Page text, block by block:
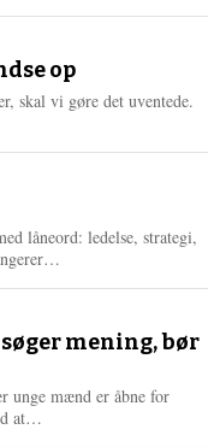
e
r
e
op
skal vi gøre det uventede.
låneord: ledelse, strategi,
e mening, bør
unge mænd er åbne for
at…